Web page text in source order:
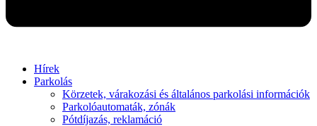
Hírek
Parkolás
Körzetek, várakozási és általános parkolási információk
Parkolóautomaták, zónák
Pótdíjazás, reklamáció